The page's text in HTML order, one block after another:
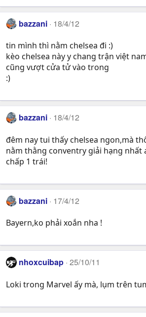
bazzani 18/4/12
tin mình thì nằm chelsea đi :)
kèo chelsea này y chang trận việt
cũng vượt cửa tử vào trong
:)
bazzani 18/4/12
đêm nay tui thấy chelsea ngon,mà
nằm thằng conventry giải hạng nhất
chấp 1 trái!
bazzani 17/4/12
Bayern,ko phải xoắn nha !
nhoxcuibap 25/10/11
Loki trong Marvel ấy mà, lụm trên